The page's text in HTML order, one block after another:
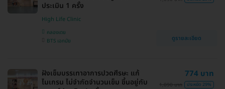
ประเมิน 1 ครั้ง
High Life Clinic
คลองเตย
BTS เอกมัย
ดูรายละเอียด
ฝังเข็มบรรเทาอาการปวดศีรษะ แก้
ไมเกรน ไม่จำกัดจำนวนเข็ม ขึ้นอยู่กับ
774 บาท
1,090 บาท ประหยัด 29%